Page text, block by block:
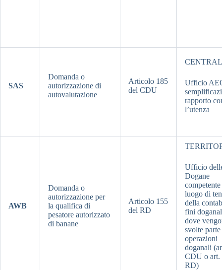
SAS
Domanda o
autorizzazione di
autovalutazione
Articolo 185
del CDU
Ufficio
rapporto
l’utenza
AWB
Domanda o
autorizzazione per
la qualifica di
pesatore autorizzato
di banane
Articolo 155
del RD
Ufficio
Dogane
luogo di
della
fini
dove
svolte
operazioni
doganali
CDU o art.
RD)